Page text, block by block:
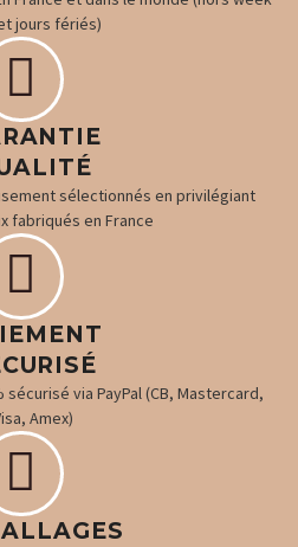
jours fériés)


sélectionnés en privilégiant
fabriqués en France


via PayPal (CB, Mastercard,
Amex)

